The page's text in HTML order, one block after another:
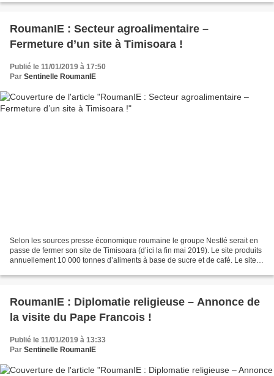
RoumanIE : Secteur agroalimentaire –
Fermeture d’un site à Timisoara !
Publié le 11/01/2019 à 17:50
Par Sentinelle RoumanIE
Selon les sources presse économique roumaine le groupe Nestlé serait en
passe de fermer son site de Timisoara (d’ici la fin mai 2019). Le site produits
annuellement 10 000 tonnes d’aliments à base de sucre et de café. Le site
RoumanIE : Diplomatie religieuse – Annonce de
la visite du Pape Francois !
Publié le 11/01/2019 à 13:33
Par Sentinelle RoumanIE